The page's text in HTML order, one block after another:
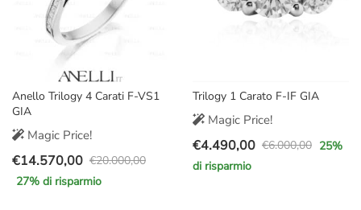
Anello Trilogy 4 Carati F-VS1
GIA
Magic Price!
€20.000,00
Il
prezzo
€14.570,00
Il
prezzo
27% di risparmio
Trilogy 1 Carato F-IF GIA
Magic Price!
€6.000,00
Il
prezzo
€4.490,00
Il
prezzo
25%
di risparmio